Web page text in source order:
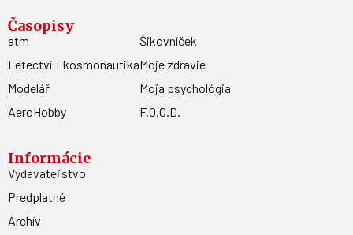
Časopisy
atm
Letectví + kosmonautika
Modelář
AeroHobby
Šikovníček
Moje zdravie
Moja psychológia
F.O.O.D.
Informácie
Vydavateľstvo
Predplatné
Archív